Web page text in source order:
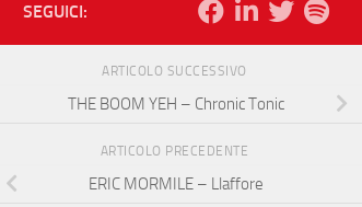
SEGUICI:
ARTICOLO SUCCESSIVO
THE BOOM YEH – Chronic Tonic
ARTICOLO PRECEDENTE
ERIC MORMILE – Llaffore